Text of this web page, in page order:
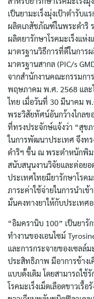
Search
เป็นยามะเร็งมุ่งเป้าตำรับแ
ผลิตเภสัชภัณฑ์ในพระดําริ
ผลิตยารักษาโรคมะเร็งแห่
มาตรฐานวิธีการที่ดีในการ
มาตรฐานสากล (PIC/s
จากสำนักงานคณะกรรมกา
พฤษภาคม พ.ศ. 2568 และ
ไทย เมื่อวันที่ 30 มีนาคม
พระวิสัยทัศน์อันกว้างไกล
ที่ทรงประจักษ์แจ้งว่า “สุข
ในการพัฒนาประเทศ จึงท
ดําริฯ ขึ้น ณ พระตำหนักพิ
สนับสนุนงานวิจัยและต่อย
ประเทศไทยมียารักษาโรค
ภาระค่าใช้จ่ายในการนำเข้
มั่นคงทางยาให้กับประเทศ
“อิมครานิบ 100” เป็นยารั
ทำงานของเอนไซม์
และการกระจายของเซลล์
ประสิทธิภาพ มีอาการข้าง
แบบดั้งเดิม โดยสามารถใช้
โรคมะเร็งเม็ดเลือดขาวเรื้